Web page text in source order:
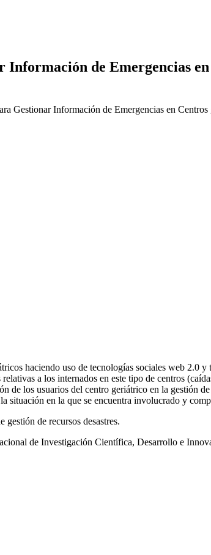
de Emergencias
haciendo uso de tecnologías sociales web 2.0
a los internados en este tipo de centros
de los usuarios del centro geriátrico en la gestión
situación en la que se encuentra involucrado y
gestión de recursos desastres.
de Investigación Científica, Desarrollo e